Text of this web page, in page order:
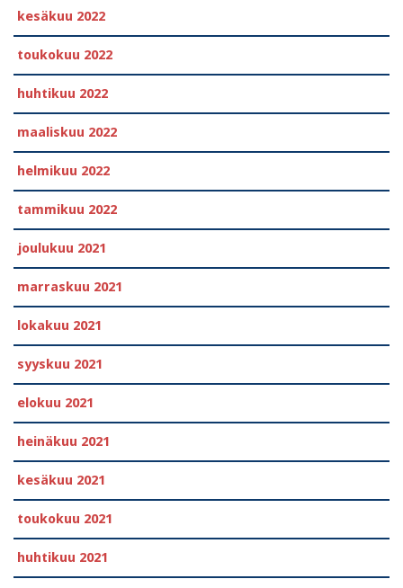
kesäkuu 2022
toukokuu 2022
huhtikuu 2022
maaliskuu 2022
helmikuu 2022
tammikuu 2022
joulukuu 2021
marraskuu 2021
lokakuu 2021
syyskuu 2021
elokuu 2021
heinäkuu 2021
kesäkuu 2021
toukokuu 2021
huhtikuu 2021